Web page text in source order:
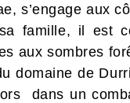
s’engage aux
famille, il est
aux sombres
de
dans un